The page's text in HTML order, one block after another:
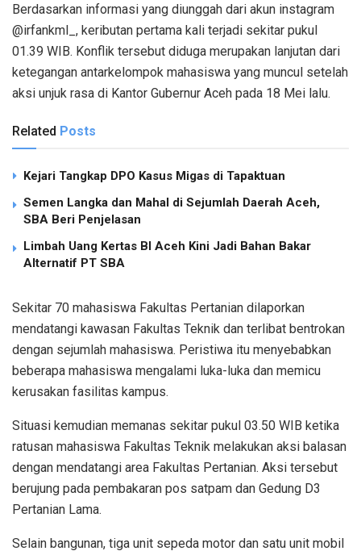
Berdasarkan informasi yang diunggah dari akun instagram
@irfankml_, keributan pertama kali terjadi sekitar pukul
01.39 WIB. Konflik tersebut diduga merupakan lanjutan dari
ketegangan antarkelompok mahasiswa yang muncul setelah
aksi unjuk rasa di Kantor Gubernur Aceh pada 18 Mei lalu.
Related Posts
Kejari Tangkap DPO Kasus Migas di Tapaktuan
Semen Langka dan Mahal di Sejumlah Daerah Aceh,
SBA Beri Penjelasan
Limbah Uang Kertas BI Aceh Kini Jadi Bahan Bakar
Alternatif PT SBA
Sekitar 70 mahasiswa Fakultas Pertanian dilaporkan
mendatangi kawasan Fakultas Teknik dan terlibat bentrokan
dengan sejumlah mahasiswa. Peristiwa itu menyebabkan
beberapa mahasiswa mengalami luka-luka dan memicu
kerusakan fasilitas kampus.
Situasi kemudian memanas sekitar pukul 03.50 WIB ketika
ratusan mahasiswa Fakultas Teknik melakukan aksi balasan
dengan mendatangi area Fakultas Pertanian. Aksi tersebut
berujung pada pembakaran pos satpam dan Gedung D3
Pertanian Lama.
Selain bangunan, tiga unit sepeda motor dan satu unit mobil